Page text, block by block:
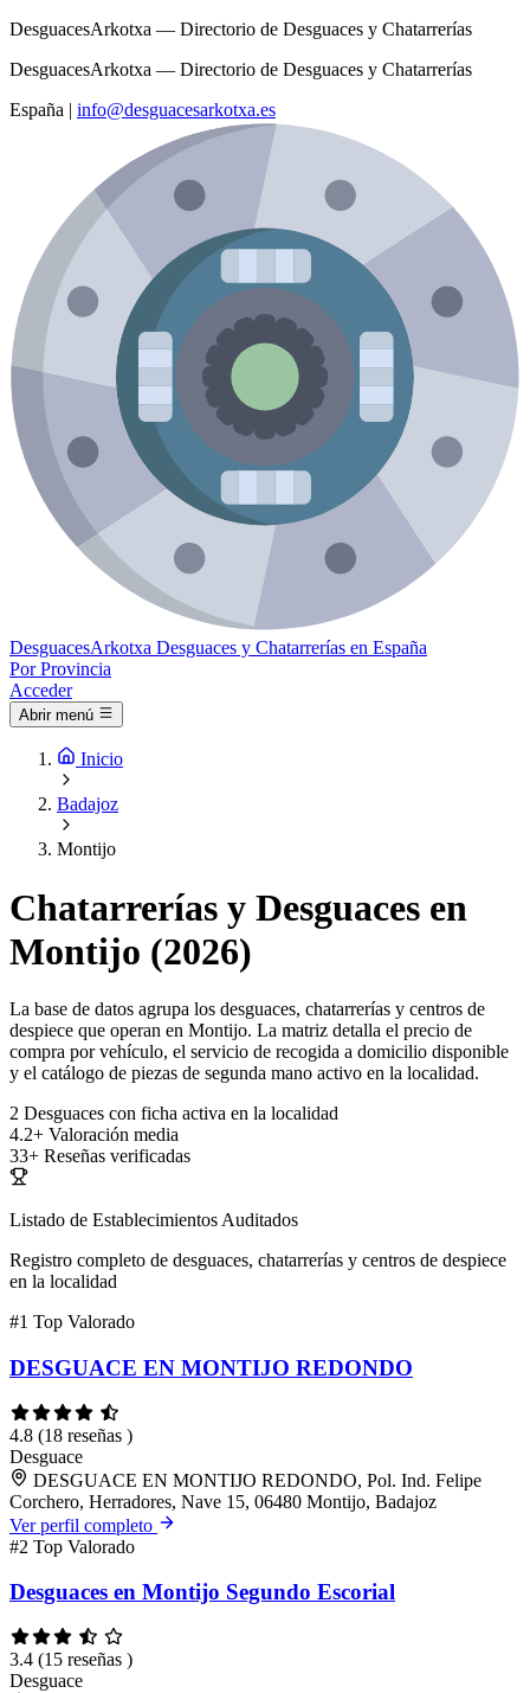
DesguacesArkotxa — Directorio de Desguaces y Chatarrerías
DesguacesArkotxa — Directorio de Desguaces y Chatarrerías
España | info@desguacesarkotxa.es
DesguacesArkotxa Desguaces y Chatarrerías en España
Por Provincia
Acceder
Abrir menú
Inicio
Badajoz
Montijo
Chatarrerías y Desguaces en
Montijo (2026)
La base de datos agrupa los desguaces, chatarrerías y centros de
despiece que operan en Montijo. La matriz detalla el precio de
compra por vehículo, el servicio de recogida a domicilio disponible
y el catálogo de piezas de segunda mano activo en la localidad.
2 Desguaces con ficha activa en la localidad
4.2+ Valoración media
33+ Reseñas verificadas
Listado de Establecimientos Auditados
Registro completo de desguaces, chatarrerías y centros de despiece
en la localidad
#1 Top Valorado
DESGUACE EN MONTIJO REDONDO
4.8 (18 reseñas )
Desguace
DESGUACE EN MONTIJO REDONDO, Pol. Ind. Felipe
Corchero, Herradores, Nave 15, 06480 Montijo, Badajoz
Ver perfil completo
#2 Top Valorado
Desguaces en Montijo Segundo Escorial
3.4 (15 reseñas )
Desguace